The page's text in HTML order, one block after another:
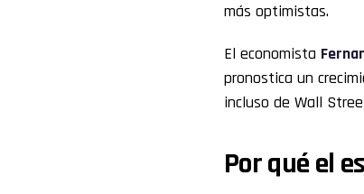
más optimistas.
El economista
pronostica un
incluso de Wall
Por qué el